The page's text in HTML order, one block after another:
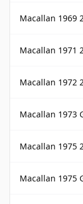
Macallan 1969
Macallan 1971
Macallan 1972
Macallan 1973
Macallan 1975
Macallan 1975